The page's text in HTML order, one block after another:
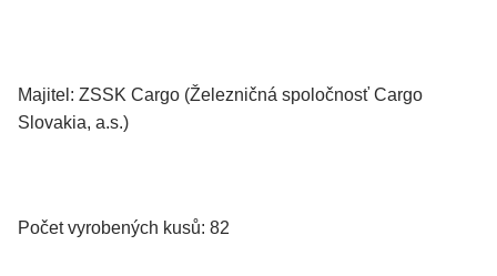
Majitel: ZSSK Cargo (Železničná spoločnosť Cargo
Slovakia, a.s.)
Počet vyrobených kusů: 82